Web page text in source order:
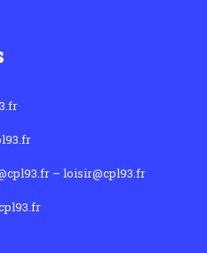
– loisir@cpl93.fr